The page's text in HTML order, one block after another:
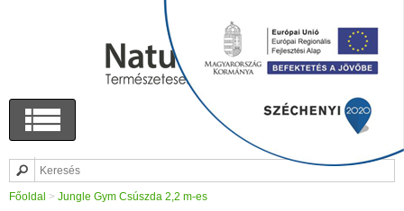
Főoldal > Jungle Gym Csúszda 2,2 m-es